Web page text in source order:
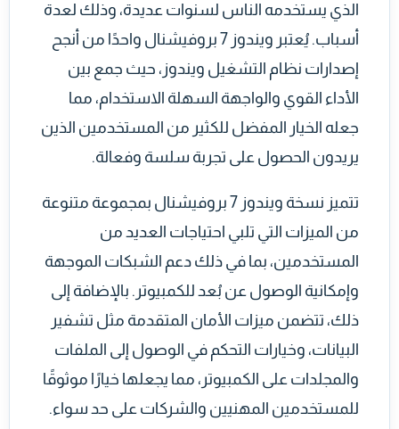
الذي يستخدمه الناس لسنوات عديدة، وذلك لعدة
أسباب. يُعتبر ويندوز 7 بروفيشنال واحدًا من أنجح
إصدارات نظام التشغيل ويندوز، حيث جمع بين
الأداء القوي والواجهة السهلة الاستخدام، مما
جعله الخيار المفضل للكثير من المستخدمين الذين
يريدون الحصول على تجربة سلسة وفعالة.
تتميز نسخة ويندوز 7 بروفيشنال بمجموعة متنوعة
من الميزات التي تلبي احتياجات العديد من
المستخدمين، بما في ذلك دعم الشبكات الموجهة
وإمكانية الوصول عن بُعد للكمبيوتر. بالإضافة إلى
ذلك، تتضمن ميزات الأمان المتقدمة مثل تشفير
البيانات، وخيارات التحكم في الوصول إلى الملفات
والمجلدات على الكمبيوتر، مما يجعلها خيارًا موثوقًا
للمستخدمين المهنيين والشركات على حد سواء.